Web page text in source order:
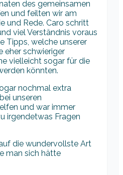
des gemeinsamen
und feilten wir am
und Rede. Caro schritt
viel Verständnis voraus
Tipps, welche unserer
eher schwieriger
vielleicht sogar für die
könnten.
nochmal extra
unseren
und war immer
irgendetwas Fragen
die wundervollste Art
man sich hätte